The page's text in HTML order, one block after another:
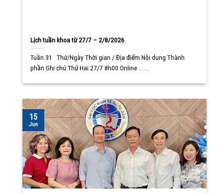
Lịch tuần khoa từ 27/7 – 2/8/2026
Tuần 31 Thứ/Ngày Thời gian / Địa điểm Nội dung Thành
phần Ghi chú Thứ Hai 27/7 8h00 Online ... ...
15
Jun